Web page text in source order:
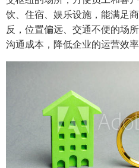
饮、住宿、娱乐设施，能满足
反，位置偏远、交通不便的场
沟通成本，降低企业的运营效率